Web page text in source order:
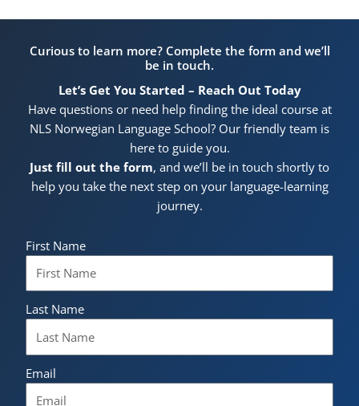
Curious to learn more? Complete the form and we’ll
be in touch.
Let’s Get You Started – Reach Out Today
Have questions or need help finding the ideal course at
NLS Norwegian Language School? Our friendly team is
here to guide you.
Just fill out the form, and we’ll be in touch shortly to
help you take the next step on your language-learning
journey.
First Name
Last Name
Email